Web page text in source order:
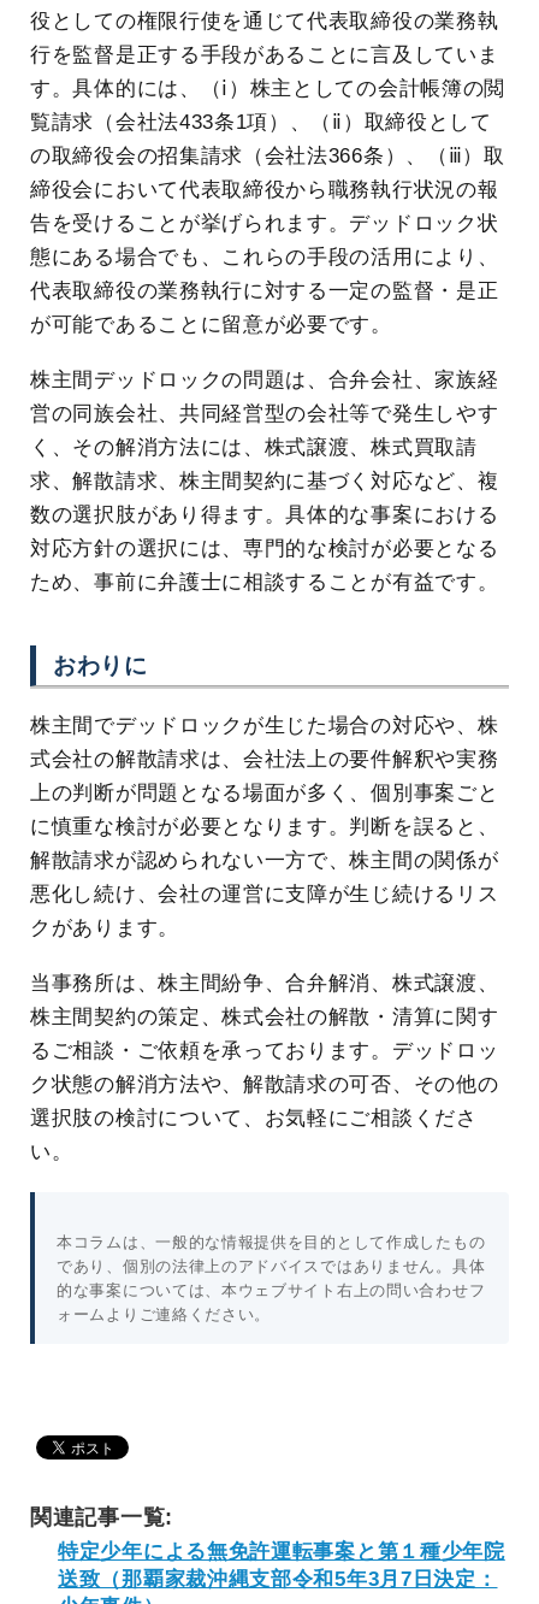
役としての権限行使を通じて代表取締役の業務執
行を監督是正する手段があることに言及していま
す。具体的には、（ⅰ）株主としての会計帳簿の閲
覧請求（会社法433条1項）、（ⅱ）取締役として
の取締役会の招集請求（会社法366条）、（ⅲ）取
締役会において代表取締役から職務執行状況の報
告を受けることが挙げられます。デッドロック状
態にある場合でも、これらの手段の活用により、
代表取締役の業務執行に対する一定の監督・是正
が可能であることに留意が必要です。
株主間デッドロックの問題は、合弁会社、家族経
営の同族会社、共同経営型の会社等で発生しやす
く、その解消方法には、株式譲渡、株式買取請
求、解散請求、株主間契約に基づく対応など、複
数の選択肢があり得ます。具体的な事案における
対応方針の選択には、専門的な検討が必要となる
ため、事前に弁護士に相談することが有益です。
おわりに
株主間でデッドロックが生じた場合の対応や、株
式会社の解散請求は、会社法上の要件解釈や実務
上の判断が問題となる場面が多く、個別事案ごと
に慎重な検討が必要となります。判断を誤ると、
解散請求が認められない一方で、株主間の関係が
悪化し続け、会社の運営に支障が生じ続けるリス
クがあります。
当事務所は、株主間紛争、合弁解消、株式譲渡、
株主間契約の策定、株式会社の解散・清算に関す
るご相談・ご依頼を承っております。デッドロッ
ク状態の解消方法や、解散請求の可否、その他の
選択肢の検討について、お気軽にご相談くださ
い。
本コラムは、一般的な情報提供を目的として作成したもの
であり、個別の法律上のアドバイスではありません。具体
的な事案については、本ウェブサイト右上の問い合わせフ
ォームよりご連絡ください。
関連記事一覧:
特定少年による無免許運転事案と第１種少年院
送致（那覇家裁沖縄支部令和5年3月7日決定：